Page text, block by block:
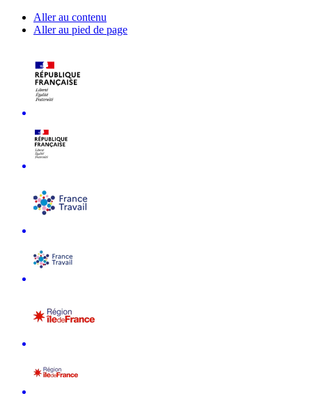
Aller au contenu
Aller au pied de page